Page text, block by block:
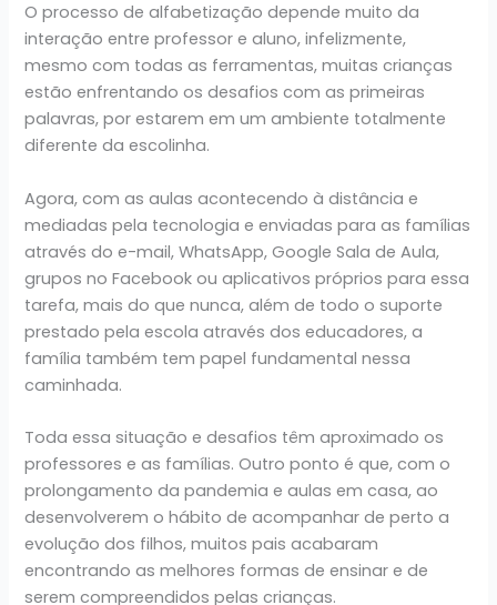
O processo de alfabetização depende muito da
interação entre professor e aluno, infelizmente,
mesmo com todas as ferramentas, muitas crianças
estão enfrentando os desafios com as primeiras
palavras, por estarem em um ambiente totalmente
diferente da escolinha.
Agora, com as aulas acontecendo à distância e
mediadas pela tecnologia e enviadas para as famílias
através do e-mail, WhatsApp, Google Sala de Aula,
grupos no Facebook ou aplicativos próprios para essa
tarefa, mais do que nunca, além de todo o suporte
prestado pela escola através dos educadores, a
família também tem papel fundamental nessa
caminhada.
Toda essa situação e desafios têm aproximado os
professores e as famílias. Outro ponto é que, com o
prolongamento da pandemia e aulas em casa, ao
desenvolverem o hábito de acompanhar de perto a
evolução dos filhos, muitos pais acabaram
encontrando as melhores formas de ensinar e de
serem compreendidos pelas crianças.